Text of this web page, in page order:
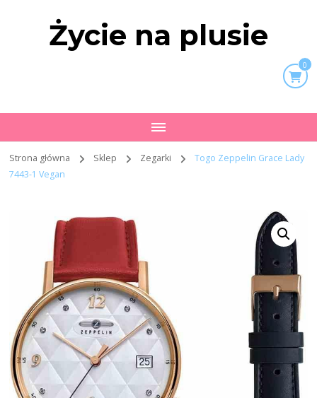
Życie na plusie
0
Strona główna Sklep Zegarki
Togo Zeppelin Grace Lady
7443-1 Vegan